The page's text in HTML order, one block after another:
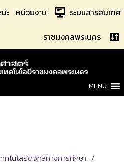
ะ หน่วยงาน ระบบสารสนเทศ
ราชมงคลพระนคร
MENU
ทคโนโลยีดิจิทัลทางการศึกษา